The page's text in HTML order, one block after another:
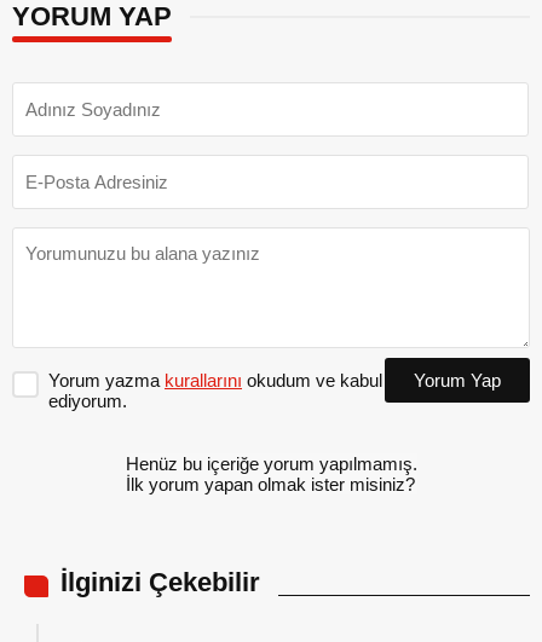
YORUM YAP
Yorum yazma kurallarını okudum ve kabul
ediyorum.
Yorum Yap
Henüz bu içeriğe yorum yapılmamış.
İlk yorum yapan olmak ister misiniz?
İlginizi Çekebilir